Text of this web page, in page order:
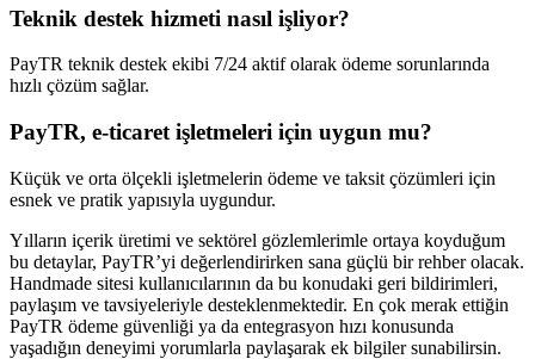
Teknik destek hizmeti nasıl işliyor?
PayTR teknik destek ekibi 7/24 aktif olarak ödeme sorunlarında
hızlı çözüm sağlar.
PayTR, e-ticaret işletmeleri için uygun mu?
Küçük ve orta ölçekli işletmelerin ödeme ve taksit çözümleri için
esnek ve pratik yapısıyla uygundur.
Yılların içerik üretimi ve sektörel gözlemlerimle ortaya koyduğum
bu detaylar, PayTR’yi değerlendirirken sana güçlü bir rehber olacak.
Handmade sitesi kullanıcılarının da bu konudaki geri bildirimleri,
paylaşım ve tavsiyeleriyle desteklenmektedir. En çok merak ettiğin
PayTR ödeme güvenliği ya da entegrasyon hızı konusunda
yaşadığın deneyimi yorumlarla paylaşarak ek bilgiler sunabilirsin.